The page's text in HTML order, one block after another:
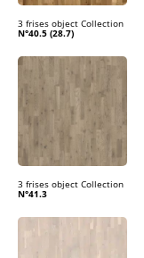
3 frises object Collection
N°40.5 (28.7)
3 frises object Collection
N°41.3